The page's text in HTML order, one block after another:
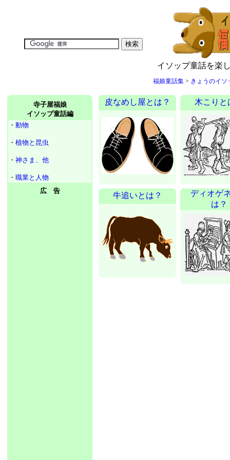
イソップ童話を楽
福娘童話集 > きょうのイソ
寺子屋福娘
イソップ童話編
・ 動物
・ 植物と昆虫
・ 神さま、他
・ 職業と人物
広 告
皮なめし屋とは？ 木こりと
牛追いとは？
ディオゲ
は？